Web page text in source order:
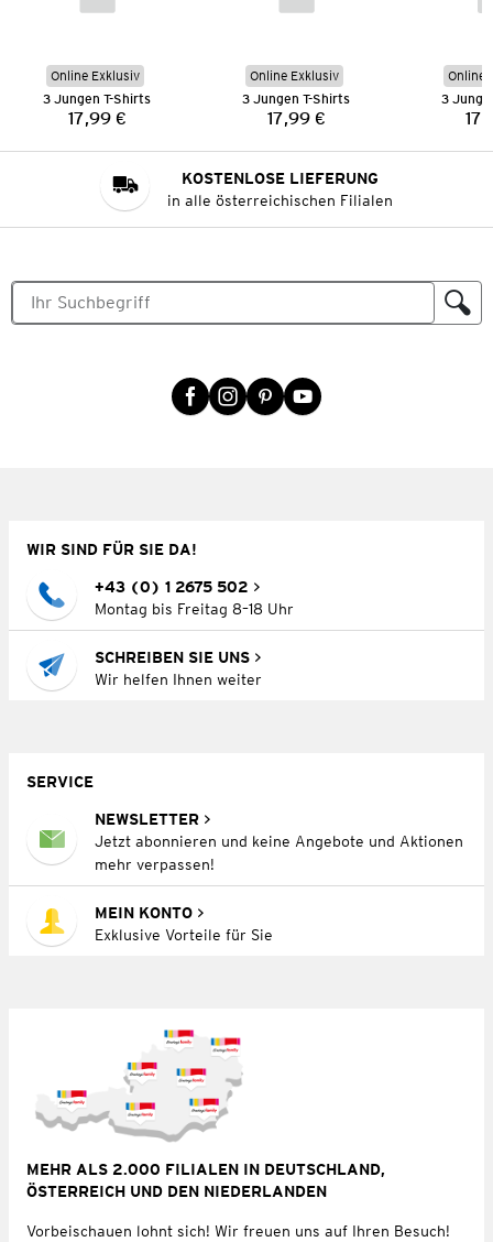
Online Exklusiv
3 Jungen T-Shirts
Preis:
17,99 €
Online Exklusiv
3 Jungen T-Shirts
Preis:
17,99 €
Online
3
KOSTENLOSE LIEFERUNG
in alle österreichischen Filialen
WIR SIND FÜR SIE DA!
+43 (0) 1 2675 502
Montag bis Freitag 8–18 Uhr
SCHREIBEN SIE UNS
Wir helfen Ihnen weiter
SERVICE
NEWSLETTER
Jetzt abonnieren und keine Angebote und Aktionen
mehr verpassen!
MEIN KONTO
Exklusive Vorteile für Sie
MEHR ALS 2.000 FILIALEN IN DEUTSCHLAND,
ÖSTERREICH UND DEN NIEDERLANDEN
Vorbeischauen lohnt sich! Wir freuen uns auf Ihren Besuch!